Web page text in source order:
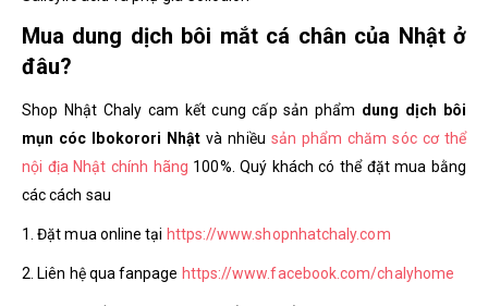
Mua dung dịch bôi mắt cá chân của Nhật ở
đâu?
Shop Nhật Chaly cam kết cung cấp sản phẩm dung dịch bôi
mụn cóc Ibokorori Nhậtvà nhiều sản phẩm chăm sóc cơ thể
nội địa Nhật chính hãng 100%. Quý khách có thể đặt mua bằng
các cách sau
1. Đặt mua online tại https://www.shopnhatchaly.com
2. Liên hệ qua fanpage https://www.facebook.com/chalyhome